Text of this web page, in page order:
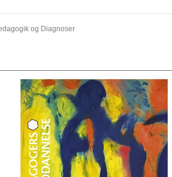
og Diagnoser